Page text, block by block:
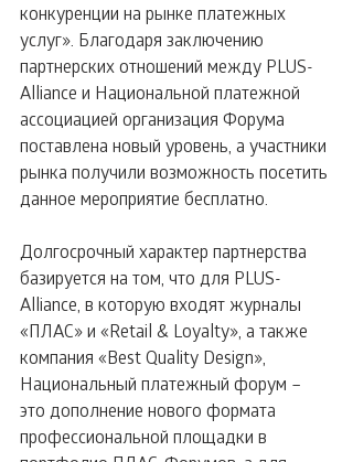
конкуренции на рынке платежных
услуг». Благодаря заключению
партнерских отношений между PLUS-
Alliance и Национальной платежной
ассоциацией организация Форума
поставлена новый уровень, а участники
рынка получили возможность посетить
данное мероприятие бесплатно.
Долгосрочный характер партнерства
базируется на том, что для PLUS-
Alliance, в которую входят журналы
«ПЛАС» и «Retail & Loyalty», а также
компания «Best Quality Design»,
Национальный платежный форум –
это дополнение нового формата
профессиональной площадки в